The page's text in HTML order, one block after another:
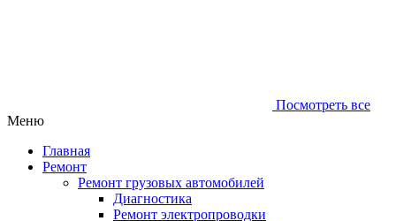
Посмотреть все
Меню
Главная
Ремонт
Ремонт грузовых автомобилей
Диагностика
Ремонт электропроводки